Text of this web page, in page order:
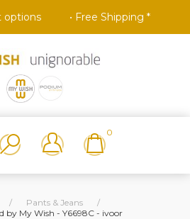
options • Free Shipping *
0
/ Pants & Jeans
/
by My Wish - Y6698C - ivoor